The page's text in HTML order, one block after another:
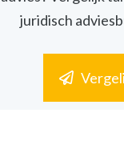
juridisch